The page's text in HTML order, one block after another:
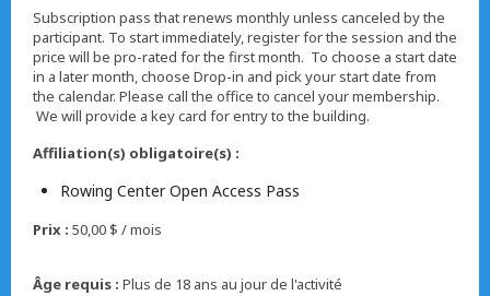
Subscription pass that renews monthly unless canceled by the
participant. To start immediately, register for the session and the
price will be pro-rated for the first month. To choose a start date
in a later month, choose Drop-in and pick your start date from
the calendar. Please call the office to cancel your membership.
We will provide a key card for entry to the building.
Affiliation(s) obligatoire(s) :
Rowing Center Open Access Pass
Prix : 50,00 $ / mois
Âge requis : Plus de 18 ans au jour de l'activité